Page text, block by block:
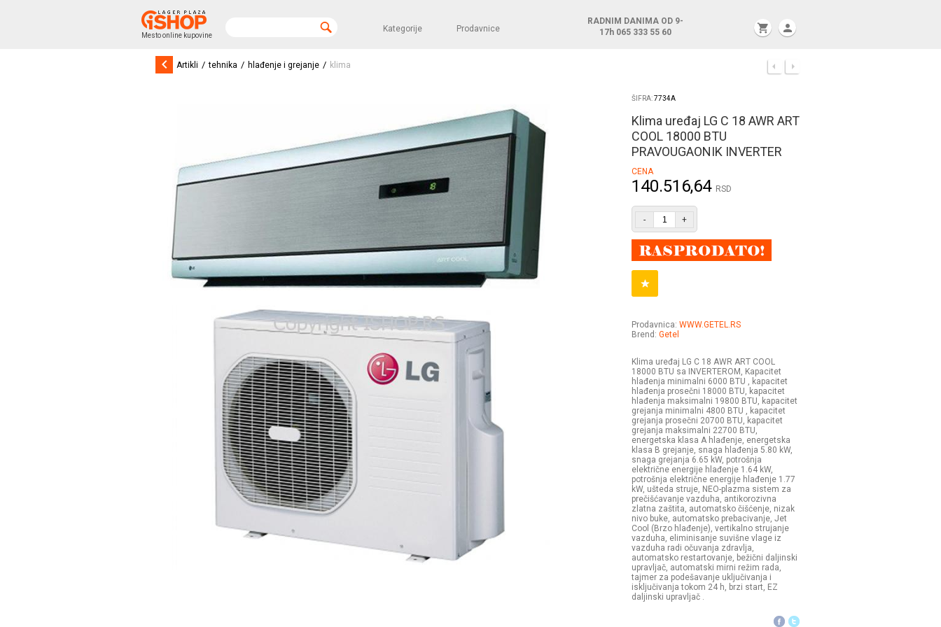
Mesto online kupovine
Kategorije Prodavnice
RADNIM DANIMA OD 9-
17h 065 333 55 60 shopping_cart person
keyboard_arrow_left Artikli / tehnika / hlađenje i grejanje / klima
ŠIFRA:7734A
Klima uređaj LG C 18 AWR ART
COOL 18000 BTU
PRAVOUGAONIK INVERTER
CENA
140.516,64 RSD
- +
Prodavnica: WWW.GETEL.RS
Brend: Getel
Klima uređaj LG C 18 AWR ART COOL
18000 BTU sa INVERTEROM, Kapacitet
hlađenja minimalni 6000 BTU , kapacitet
hlađenja prosečni 18000 BTU, kapacitet
hlađenja maksimalni 19800 BTU, kapacitet
grejanja minimalni 4800 BTU , kapacitet
grejanja prosečni 20700 BTU, kapacitet
grejanja maksimalni 22700 BTU,
energetska klasa A hlađenje, energetska
klasa B grejanje, snaga hlađenja 5.80 kW,
snaga grejanja 6.65 kW, potrošnja
električne energije hlađenje 1.64 kW,
potrošnja električne energije hlađenje 1.77
kW, ušteda struje, NEO-plazma sistem za
prečišćavanje vazduha, antikorozivna
zlatna zaštita, automatsko čišćenje, nizak
nivo buke, automatsko prebacivanje, Jet
Cool (Brzo hlađenje), vertikalno strujanje
vazduha, eliminisanje suvišne vlage iz
vazduha radi očuvanja zdravlja,
automatsko restartovanje, bežični daljinski
upravljač, automatski mirni režim rada,
tajmer za podešavanje uključivanja i
isključivanja tokom 24 h, brzi start, EZ
daljinski upravljač .